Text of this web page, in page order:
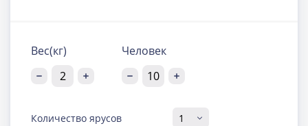
Вес(кг) Человек
Количество ярусов